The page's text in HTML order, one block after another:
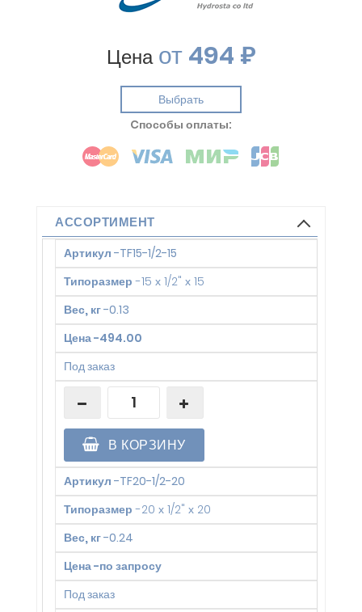
Ценаот494 ₽
Выбрать
Cпособы оплаты:
АССОРТИМЕНТ
Артикул -TF15-1/2-15
Типоразмер -15 х 1/2" х 15
Вес, кг-0.13
Цена-494.00
Под заказ
В КОРЗИНУ
Артикул -TF20-1/2-20
Типоразмер -20 х 1/2" х 20
Вес, кг-0.24
Цена-по запросу
Под заказ